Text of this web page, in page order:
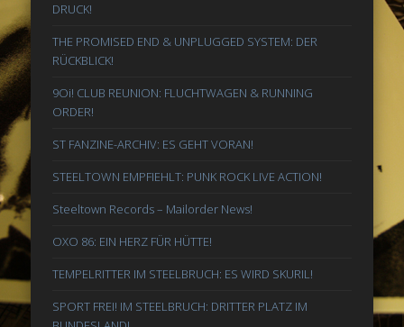
DRUCK!
THE PROMISED END & UNPLUGGED SYSTEM: DER
RÜCKBLICK!
9Oi! CLUB REUNION: FLUCHTWAGEN & RUNNING
ORDER!
ST FANZINE-ARCHIV: ES GEHT VORAN!
STEELTOWN EMPFIEHLT: PUNK ROCK LIVE ACTION!
Steeltown Records – Mailorder News!
OXO 86: EIN HERZ FÜR HÜTTE!
TEMPELRITTER IM STEELBRUCH: ES WIRD SKURIL!
SPORT FREI! IM STEELBRUCH: DRITTER PLATZ IM